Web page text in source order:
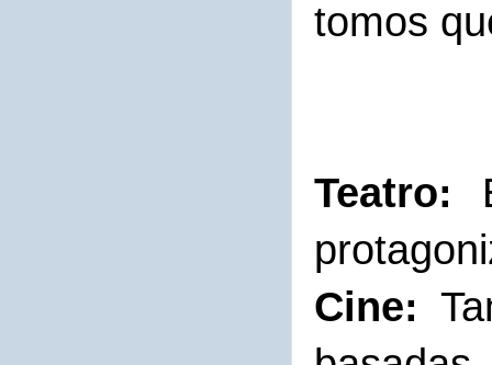
tomos
Teatro:
Cine: